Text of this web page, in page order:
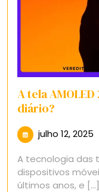
A tela
diário?
julho 12, 2025
A tecnologia das
dispositivos
últimos anos, e [...]